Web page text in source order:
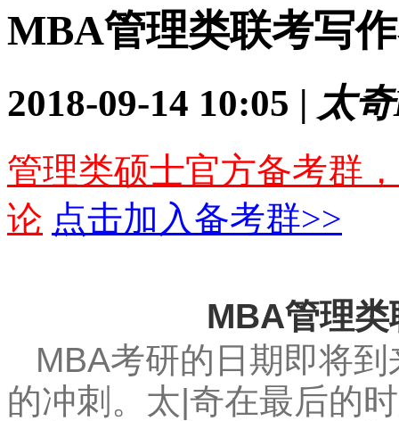
MBA管理类联考写
2018-09-14 10:05 | 太
管理类硕士官方备考群
论 点击加入备考群>>
MBA管理
MBA考研的日期即将
的冲刺。太|奇在最后的